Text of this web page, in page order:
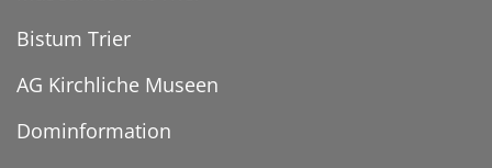
Bistum Trier
AG Kirchliche Museen
Dominformation